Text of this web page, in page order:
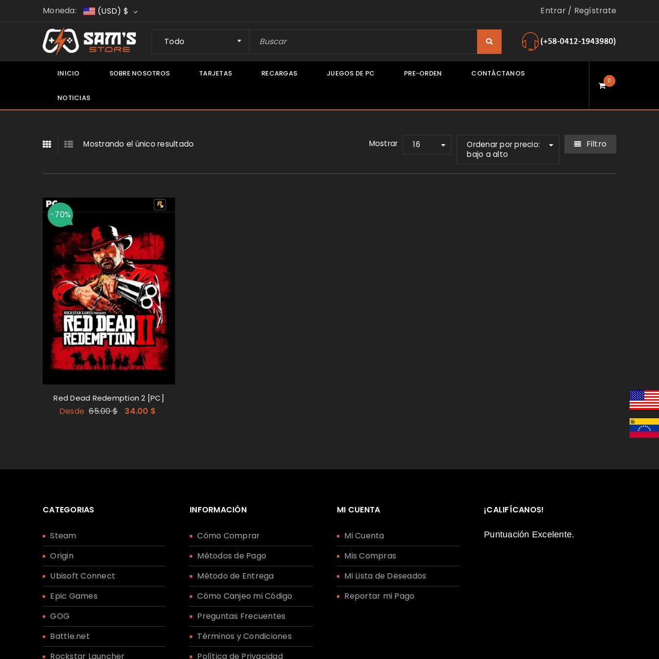
ACCEDER
Nombre de usuario o correo electrónico
Contraseña*
Recuérdame
ACCEDER
REGISTRARSE
Moneda: (USD) $ Entrar/ Regístrate
Todo
INICIO SOBRE NOSOTROS TARJETAS RECARGAS JUEGOS DE PC PRE-ORDEN CONTÁCTANOS
NOTICIAS
0
Mostrando el único resultado Filtro
Ordenar por precio:
bajo a alto
Mostrar 16
-70%
Red Dead Redemption 2 [PC]
Desde 65.00$ 34.00 $
CATEGORIAS
Steam
Origin
Ubisoft Connect
Epic Games
GOG
Battle.net
Rockstar Launcher
INFORMACIÓN
Cómo Comprar
Métodos de Pago
Método de Entrega
Cómo Canjeo mi Código
Preguntas Frecuentes
Términos y Condiciones
Política de Privacidad
MI CUENTA
Mi Cuenta
Mis Compras
Mi Lista de Deseados
Reportar mi Pago
¡CALIFÍCANOS!
Puntuación Excelente.